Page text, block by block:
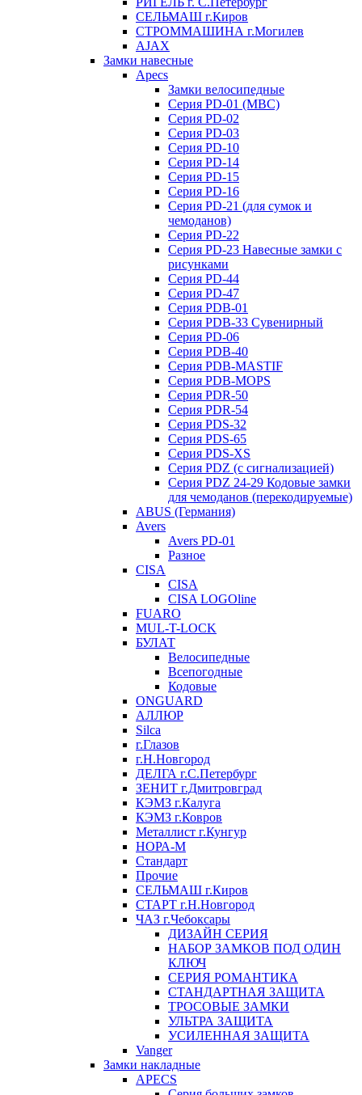
СЕЛЬМАШ г.Киров
СТРОММАШИНА г.Могилев
AJAX
Замки навесные
Apecs
Замки велосипедные
Серия PD-01 (МВС)
Серия PD-02
Серия PD-03
Серия PD-10
Серия PD-14
Серия PD-15
Серия PD-16
Серия PD-21 (для сумок и
чемоданов)
Серия PD-22
Серия PD-23 Навесные замки с
рисунками
Серия PD-44
Серия PD-47
Серия PDB-01
Серия PDB-33 Сувенирный
Серия PD-06
Серия PDB-40
Серия PDB-MASTIF
Серия PDB-MOPS
Серия PDR-50
Серия PDR-54
Серия PDS-32
Серия PDS-65
Серия PDS-XS
Серия PDZ (с сигнализацией)
Серия PDZ 24-29 Кодовые замки
для чемоданов (перекодируемые)
ABUS (Германия)
Avers
Avers PD-01
Разное
CISA
CISA
CISA LOGOline
FUARO
MUL-T-LOCK
БУЛАТ
Велосипедные
Всепогодные
Кодовые
ONGUARD
АЛЛЮР
Silca
г.Глазов
г.Н.Новгород
ДЕЛГА г.С.Петербург
ЗЕНИТ г.Дмитровград
КЭМЗ г.Калуга
КЭМЗ г.Ковров
Металлист г.Кунгур
НОРА-М
Стандарт
Прочие
СЕЛЬМАШ г.Киров
СТАРТ г.Н.Новгород
ЧАЗ г.Чебоксары
ДИЗАЙН СЕРИЯ
НАБОР ЗАМКОВ ПОД ОДИН
КЛЮЧ
СЕРИЯ РОМАНТИКА
СТАНДАРТНАЯ ЗАЩИТА
ТРОСОВЫЕ ЗАМКИ
УЛЬТРА ЗАЩИТА
УСИЛЕННАЯ ЗАЩИТА
Vanger
Замки накладные
APECS